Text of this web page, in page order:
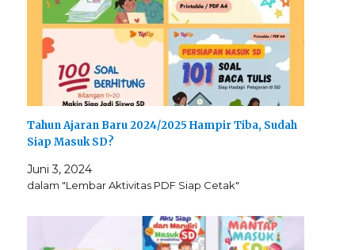
Tahun Ajaran Baru 2024/2025 Hampir Tiba, Sudah
Siap Masuk SD?
Juni 3, 2024
dalam "Lembar Aktivitas PDF Siap Cetak"